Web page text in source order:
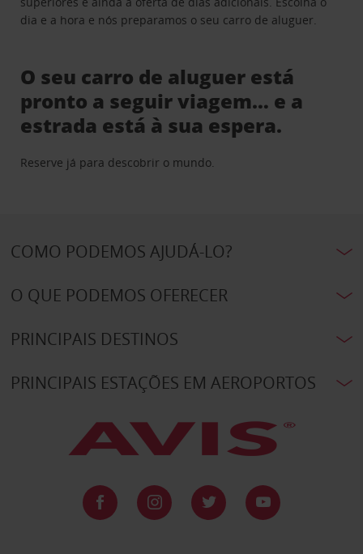
dia e a hora e nós preparamos o seu carro de aluguer.
O seu carro de aluguer está
pronto a seguir viagem… e a
estrada está à sua espera.
Reserve já para descobrir o mundo.
COMO PODEMOS AJUDÁ-LO?
O QUE PODEMOS OFERECER
PRINCIPAIS DESTINOS
PRINCIPAIS ESTAÇÕES EM AEROPORTOS